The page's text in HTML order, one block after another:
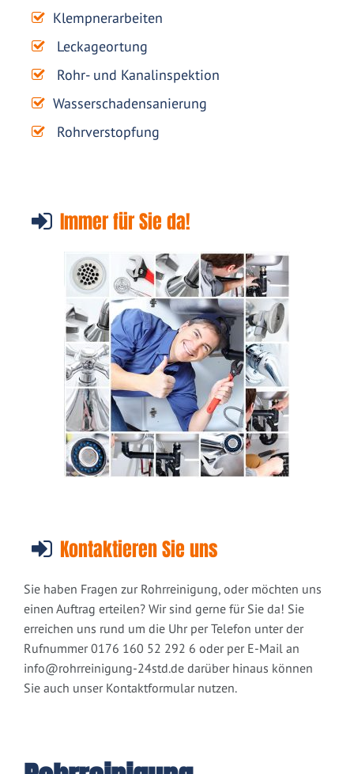
Klempnerarbeiten
Leckageortung
Rohr- und Kanalinspektion
Wasserschadensanierung
Rohrverstopfung
Immer für Sie da!
Kontaktieren Sie uns
Sie haben Fragen zur Rohrreinigung, oder möchten uns
einen Auftrag erteilen? Wir sind gerne für Sie da! Sie
erreichen uns rund um die Uhr per Telefon unter der
Rufnummer 0176 160 52 292 6 oder per E-Mail an
info@rohrreinigung-24std.de darüber hinaus können
Sie auch unser Kontaktformular nutzen.